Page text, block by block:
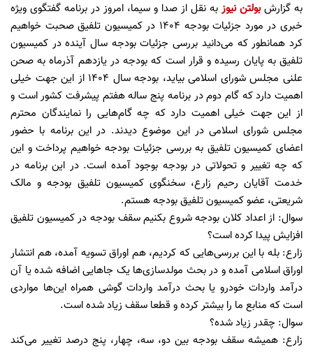
به گزارشبولتن نیوز به نقل از صدا و سیما، امروز در برنامه گفتگوی ویژه
خبری در مورد جزئیات بودجه ۱۴۰۴ در کمیسیون تلفیق صحبت خواهیم
کرد همانطور که می‌دانید بررسی جزئیات بودجه سال آینده در کمیسیون
تلفیق به پایان رسیده و قرار است که بودجه در یازدهم آذرماه به صحن
علنی مجلس شورای اسلامی بیاید، بودجه سال ۱۴۰۴ از این جهت خیلی
اهمیت دارد که گام دوم در برنامه پنج ساله هفتم پیشرفت کشور است و
از این جهت خیلی اهمیت دارد که چه گام‌هایی را نمایندگان محترم
مجلس شورای اسلامی در این موضوع دیدند. در این برنامه با حضور
اعضای کمیسیون تلفیق به بررسی جزئیات بودجه خواهیم پرداخت و این
که چه تغییر و تحولاتی در بودجه بوجود آمده است. در این برنامه در
خدمت آقایان رحیم زارع، سخنگوی کمیسیون تلفیق بودجه و مالک
شریعتی، عضو کمیسیون تلفیق بودجه هستم.
سوال: از اعداد کلان بودجه شروع بکنیم سقف بودجه در کمیسیون تلفیق
افزایش پیدا کرده است؟
زارع: بله با این بررسی‌هایی که کردیم، هم اوراق تسویه آمده، هم انتشار
اوراق اسلامی آمده و در بحث مولدسازی‌ها یک جا‌هایی اضافه شده یا آن
درآمد واردات خودرو یا بحث درآمد واردات گوشی همراه این‌ها مواردی
است که منابع ما را بیشتر کرده و قطعا سقف زیاد شده است.
سوال: چقدر زیاد شده؟
زارع: همیشه سقف بودجه بین دو، سه، چهار، پنج درصد تغییر می‌کند